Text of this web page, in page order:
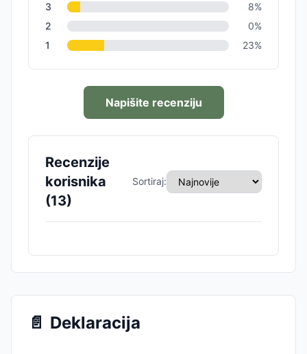
3
8%
2
0%
1
23%
Napišite recenziju
Recenzije
korisnika
(13)
Sortiraj:
📄 Deklaracija